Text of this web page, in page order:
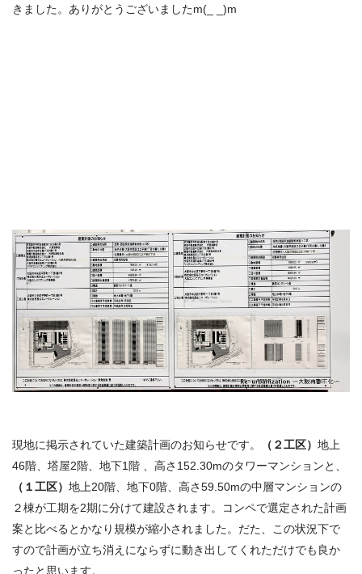
きました。ありがとうございましたm(_ _)m
現地に掲示されていた建築計画のお知らせです。 （２工区） 地上
46階、塔屋2階、地下1階 、高さ152.30mのタワーマンションと、
（１工区） 地上20階、地下0階、高さ59.50mの中層マンションの
２棟が工期を2期に分けて建設されます。コンペで選定された計画
案と比べるとかなり規模が縮小されました。だた、この状況下で
すので計画が立ち消えにならずに動き出してくれただけでも良か
ったと思います。